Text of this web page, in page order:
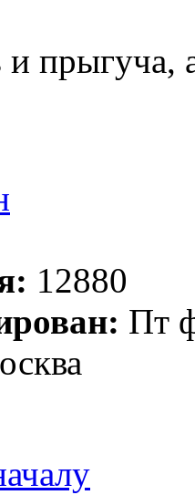
прыгуча,
12880
Пт